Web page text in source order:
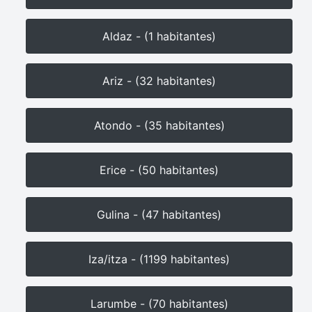
Aldaz - (1 habitantes)
Ariz - (32 habitantes)
Atondo - (35 habitantes)
Erice - (50 habitantes)
Gulina - (47 habitantes)
Iza/itza - (1199 habitantes)
Larumbe - (70 habitantes)